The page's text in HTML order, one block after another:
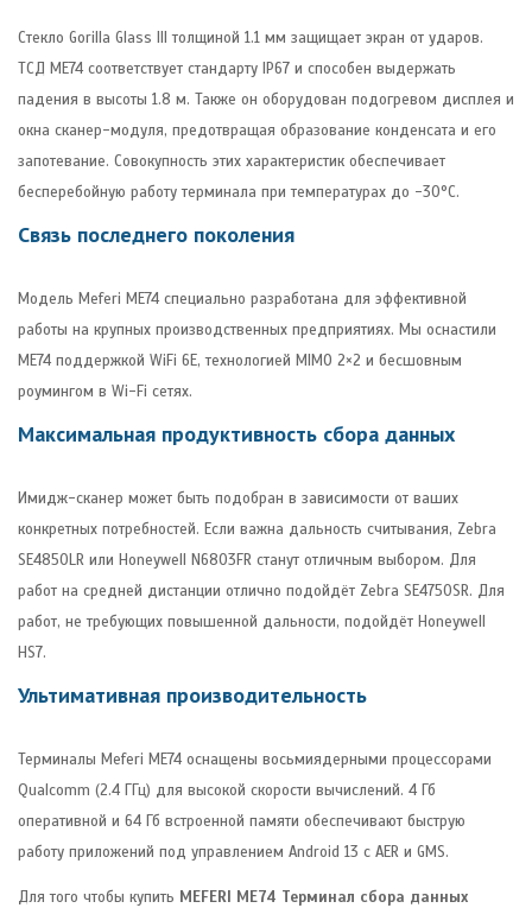
Стекло Gorilla Glass III толщиной 1.1 мм защищает экран от ударов.
ТСД ME74 соответствует стандарту IP67 и способен выдержать
падения в высоты 1.8 м. Также он оборудован подогревом дисплея и
окна сканер-модуля, предотвращая образование конденсата и его
запотевание. Совокупность этих характеристик обеспечивает
бесперебойную работу терминала при температурах до -30°C.
Связь последнего поколения
Модель Meferi ME74 специально разработана для эффективной
работы на крупных производственных предприятиях. Мы оснастили
ME74 поддержкой WiFi 6E, технологией MIMO 2×2 и бесшовным
роумингом в Wi-Fi сетях.
Максимальная продуктивность сбора данных
Имидж-сканер может быть подобран в зависимости от ваших
конкретных потребностей. Если важна дальность считывания, Zebra
SE4850LR или Honeywell N6803FR станут отличным выбором. Для
работ на средней дистанции отлично подойдёт Zebra SE4750SR. Для
работ, не требующих повышенной дальности, подойдёт Honeywell
HS7.
Ультимативная производительность
Терминалы Meferi ME74 оснащены восьмиядерными процессорами
Qualcomm (2.4 ГГц) для высокой скорости вычислений. 4 Гб
оперативной и 64 Гб встроенной памяти обеспечивают быструю
работу приложений под управлением Android 13 с AER и GMS.
Для того чтобы купить MEFERI ME74 Терминал сбора данных